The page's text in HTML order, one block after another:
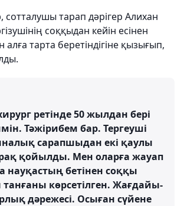
тарап дәрігер Алихан
соққыдан кейін есінен
тарта беретіндігіне қызығып,
ретінде 50 жылдан бері
Тәжірибем бар. Тергеуші
сарапшыдан екі қаулы
қойылды. Мен оларға жауап
науқастың бетінен соққы
танғаны көрсетілген. Жағдайы-
дәрежесі. Осыған сүйене